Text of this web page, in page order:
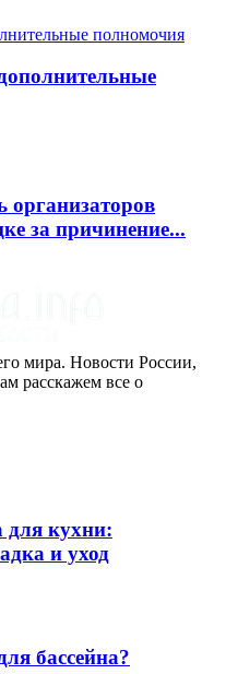
организаторов
за причинение...
мира. Новости России,
расскажем все о
для кухни:
и уход
бассейна?